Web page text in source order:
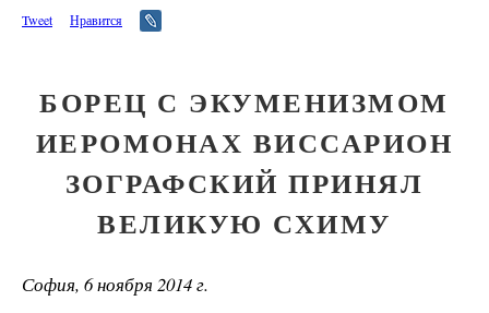
Tweet Нравится
БОРЕЦ С ЭКУМЕНИЗМОМ
ИЕРОМОНАХ ВИССАРИОН
ЗОГРАФСКИЙ ПРИНЯЛ
ВЕЛИКУЮ СХИМУ
София, 6 ноября 2014 г.